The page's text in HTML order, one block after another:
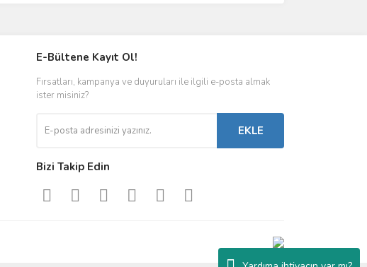
E-Bültene Kayıt Ol!
Fırsatları, kampanya ve duyuruları ile ilgili e-posta almak
ister misiniz?
EKLE
Bizi Takip Edin